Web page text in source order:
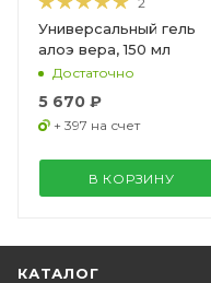
Универсальный гель
алоэ вера, 150 мл
Достаточно
5 670 ₽
+ 397 на счет
В КОРЗИНУ
КАТАЛОГ